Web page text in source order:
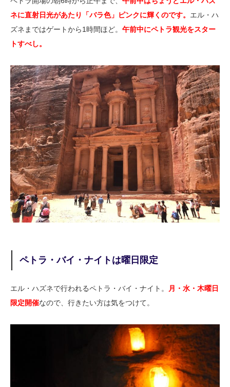
ネに直射日光があたり「バラ色」ピンクに輝くのです。 エル・ハ
ズネまではゲートから1時間ほど。 午前中にペトラ観光をスター
トすべし。
ペトラ・バイ・ナイトは曜日限定
エル・ハズネで行われるペトラ・バイ・ナイト。
月・水・木曜日
限定開催なので、行きたい方は気をつけて。